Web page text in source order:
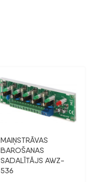
MAIŅSTRĀVAS
BAROŠANAS
SADALĪTĀJS AWZ-
536